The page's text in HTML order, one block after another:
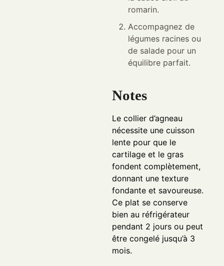
romarin.
Accompagnez de
légumes racines ou
de salade pour un
équilibre parfait.
Notes
Le collier d’agneau
nécessite une cuisson
lente pour que le
cartilage et le gras
fondent complètement,
donnant une texture
fondante et savoureuse.
Ce plat se conserve
bien au réfrigérateur
pendant 2 jours ou peut
être congelé jusqu’à 3
mois.